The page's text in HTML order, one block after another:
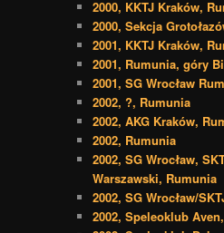
2000, KKTJ Kraków,
2000, Sekcja
2001, KKTJ Kraków,
2001, Rumunia, góry
2001, SG Wrocław
2002, ?, Rumunia
2002, AKG Kraków,
2002, Rumunia
2002, SG Wrocław,
Warszawski, Rumunia
2002, SG Wrocław/
2002, Speleoklub